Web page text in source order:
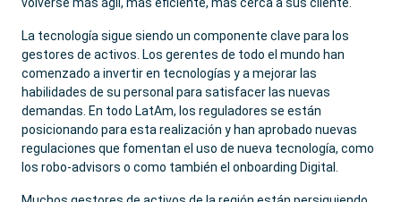
La tecnología sigue siendo un componente clave para los
gestores de activos. Los gerentes de todo el mundo han
comenzado a invertir en tecnologías y a mejorar las
habilidades de su personal para satisfacer las nuevas
demandas. En todo LatAm, los reguladores se están
posicionando para esta realización y han aprobado nuevas
regulaciones que fomentan el uso de nueva tecnología, como
los robo-advisors o como también el onboarding Digital.